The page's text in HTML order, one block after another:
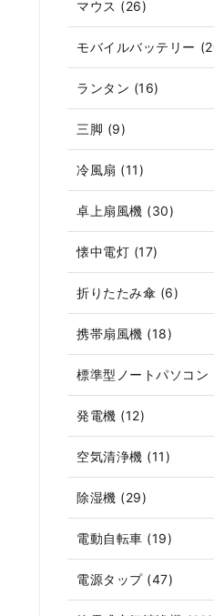
マウス (26)
モバイルバッテリー
ランタン (16)
三脚 (9)
冷風扇 (11)
卓上扇風機 (30)
懐中電灯 (17)
折りたたみ傘 (6)
携帯扇風機 (18)
標準型ノートパソコン
発電機 (12)
空気清浄機 (11)
除湿機 (29)
電動自転車 (19)
電源タップ (47)